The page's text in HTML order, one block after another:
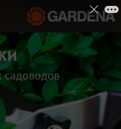
садоводов
12